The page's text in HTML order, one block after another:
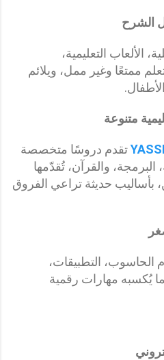
الشرح
الألعاب التعليمية،
ممتعًا وغير ممل، ويلائم
متنوعة
تقدم دروسًا متخصصة
البرمجة، والقرآن، تُقدّمها
بأساليب حديثة تراعي الفروق
التطبيقات،
يُكسبه مهارات رقمية